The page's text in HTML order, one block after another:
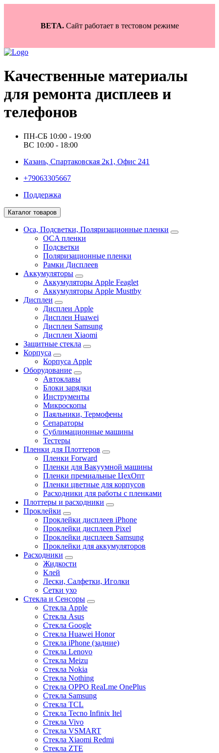
BETA.Сайт работает в тестовом режиме
Качественные материалы
для ремонта дисплеев и
телефонов
ПН-СБ 10:00 - 19:00
ВС 10:00 - 18:00
Казань, Спартаковская 2к1, Офис 241
+79063305667
Поддержка
Каталог товаров
Oca, Подсветки, Поляризационные пленки
OCA пленки
Подсветки
Поляризационные пленки
Рамки Дисплеев
Аккумуляторы
Аккумуляторы Apple Feaglet
Аккумуляторы Apple Musttby
Дисплеи
Дисплеи Apple
Дисплеи Huawei
Дисплеи Samsung
Дисплеи Xiaomi
Защитные стекла
Корпуса
Корпуса Apple
Оборудование
Автоклавы
Блоки зарядки
Инструменты
Микроскопы
Паяльники, Термофены
Сепараторы
Сублимационные машины
Тестеры
Пленки для Плоттеров
Пленки Forward
Пленки для Вакуумной машины
Пленки премиальные ЦехОпт
Пленки цветные для корпусов
Расходники для работы с пленками
Плоттеры и расходники
Проклейки
Проклейки дисплеев iPhone
Проклейки дисплеев Pixel
Проклейки дисплеев Samsung
Проклейки для аккумуляторов
Расходники
Жидкости
Клей
Лески, Салфетки, Иголки
Сетки ухо
Стекла и Сенсоры
Стекла Apple
Стекла Asus
Стекла Google
Стекла Huawei Honor
Стекла iPhone (задние)
Стекла Lenovo
Стекла Meizu
Стекла Nokia
Стекла Nothing
Стекла OPPO ReaLme OnePlus
Стекла Samsung
Стекла TCL
Стекла Tecno Infinix Itel
Стекла Vivo
Стекла VSMART
Стекла Xiaomi Redmi
Стекла ZTE